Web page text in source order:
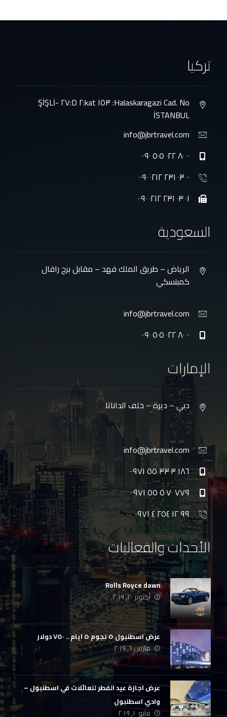
تركيا
Halaskaragazi Cad. No: ١٥٣ kat:٢ D:٢٧ ŞİŞLİ-
İSTANBUL
info@jbrtravel.com
٠٠ ٨٠ ٠٢٢ ٥٠٥ ٠٠٩٠
٠٠ ٠٣ ٢٣١ ٠٢١٢ ٠٠٩٠
٠١ ٠٣ ٢٣١ ٠٢١٢ ٠٠٩٠
السعودية
الرياض – طريق الملك فهد – مقابل برج رافال
كمبنسكي
info@jbrtravel.com
٠٠ ٨٠ ٠٢٢ ٥٠٥ ٠٠٩٠
الإمارات
دبي – ديرة – خلف الداناتا
info@jbrtravel.com
١٨٦ ٣٣٠٣ ٥٥ ٠٠٩٧١
٧٧٩ ٥٠٧٠ ٥٥ ٠٠٩٧١
٩٩ ١٢ ٢٥٤ ٤ ٠٠٩٧١
الأحداث والفعاليات
Rolls Royce dawn
أكتوبر ٢٠, ٢٠١٩
عرض اسطنبول ٥ نجوم ٥ ايام .. ٧٥٠ دولار
مارس ٦, ٢٠١٩
عرض اجازة عيد الفطر للعائلات في اسطنبول –
وادي اسطنبول
مايو ١٠, ٢٠١٩